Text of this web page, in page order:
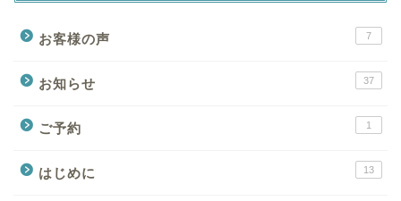
お客様の声 7
お知らせ 37
ご予約 1
はじめに 13